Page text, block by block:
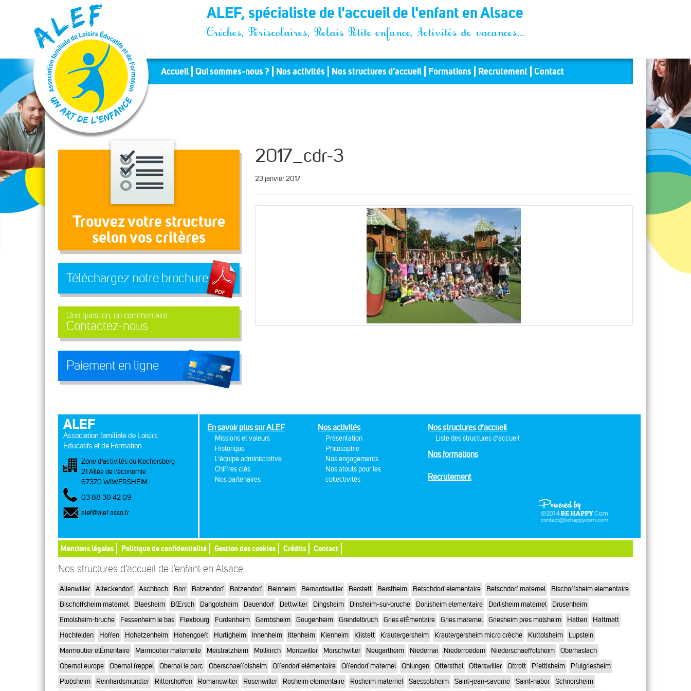
Panneau de gestion des cookies ALEF, spécialiste de l'accueil de l'enfant en Alsace
Crèches, Périscolaires, Relais Petite enfance, Activités de vacances…
Accueil Qui sommes-nous ? Nos activités Nos structures d’accueil Formations Recrutement Contact
Trouvez votre structure
selon vos critères
Téléchargez notre brochure
Une question, un commentaire...
Contactez-nous
Paiement en ligne
2017_cdr-3
23 janvier 2017
ALEF
Association familiale de Loisirs
Educatifs et de Formation
Zone d’activités du Kochersberg
21 Allée de l’économie
67370 WIWERSHEIM
03 88 30 42 09
alef@alef.asso.fr
En savoir plus sur ALEF
Missions et valeurs
Historique
L'équipe administrative
Chiffres clés
Nos partenaires
Nos activités
Présentation
Philosophie
Nos engagements
Nos atouts pour les
collectivités
Nos structures d’accueil
Liste des structures d’accueil
Nos formations
Recrutement
Mentions légales Politique de confidentialité Gestion des cookies Crédits Contact
Nos structures d’accueil de l’enfant en Alsace
Allenwiller Alteckendorf Aschbach Barr Batzendorf Batzendorf Beinheim Bernardswiller Berstett Berstheim Betschdorf elementaire Betschdorf maternel
Bischoffsheim elementaire
Bischoffsheim maternel
Blaesheim BŒrsch Dangolsheim Dauendorf Dettwiller Dingsheim Dinsheim-sur-bruche Dorlisheim elementaire Dorlisheim maternel
Drusenheim
Ernolsheim-bruche
Fessenheim le bas Flexbourg Furdenheim Gambsheim Gougenheim Grendelbruch Gries elÉmentaire Gries maternel Griesheim pres molsheim Hatten
Hattmatt
Hochfelden
Hoffen Hohatzenheim Hohengoeft Hurtigheim Innenheim Ittenheim Kienheim Kilstett Krautergersheim Krautergersheim micro crèche Kuttolsheim
Lupstein
Marmoutier elÉmentaire
Marmoutier maternelle Meistratzheim Mollkirch Monswiller Morschwiller Neugartheim Niedernai Niederroedern Niederschaeffolsheim
Oberhaslach
Obernai europe
Obernai freppel Obernai le parc Oberschaeffolsheim Offendorf elémentaire Offendorf maternel Ohlungen Ottersthal Otterswiller Ottrott Pfettisheim
Pfulgriesheim
Plobsheim
Reinhardsmunster Rittershoffen Romanswiller Rosenwiller Rosheim elementaire Rosheim maternel Saessolsheim Saint-jean-saverne Saint-nabor Schnersheim